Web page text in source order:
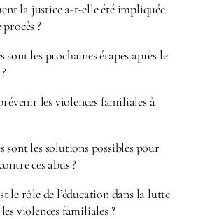
la justice a-t-elle été impliquée
?
sont les prochaines étapes après le
les violences familiales à
sont les solutions possibles pour
ces abus ?
le rôle de l’éducation dans la lutte
violences familiales ?